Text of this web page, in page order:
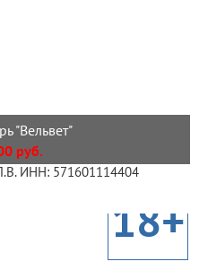
"Вельвет"
руб.
ИНН: 571601114404
18+